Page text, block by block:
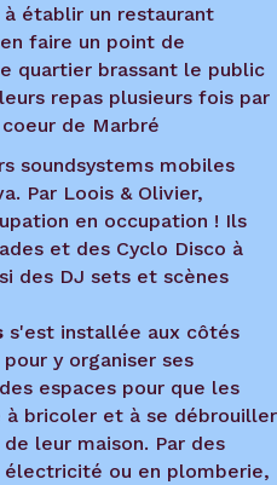
établir un restaurant
faire un point de
quartier brassant le public
repas plusieurs fois par
de Marbré
soundsystems mobiles
Par Loois & Olivier,
en occupation ! Ils
et des Cyclo Disco à
des DJ sets et scènes
s'est installée aux côtés
y organiser ses
espaces pour que les
bricoler et à se débrouiller
leur maison. Par des
ou en plomberie,